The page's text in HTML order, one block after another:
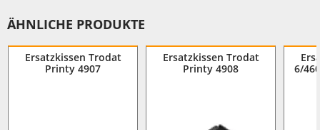
ÄHNLICHE PRODUKTE
Ersatzkissen Trodat
Printy 4907
Ersatzkissen Trodat
Printy 4908
6/